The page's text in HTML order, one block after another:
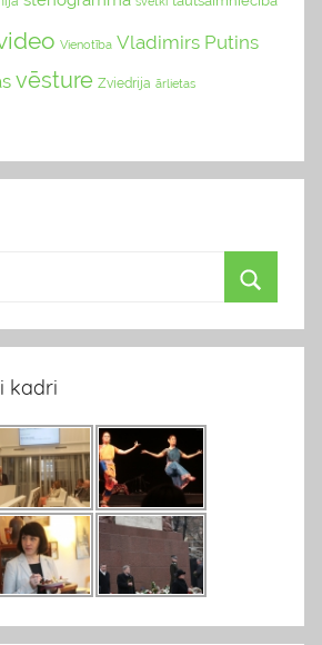
Vienotība Vladimirs Putins
vēsture Zviedrija ārlietas
kadri